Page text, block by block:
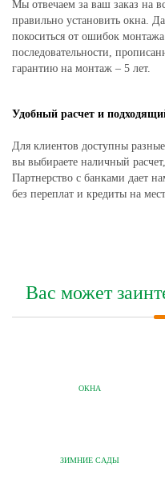
Мы отвечаем за ваш заказ на
правильно установить окна.
покоситься от ошибок
последовательности,
гарантию на монтаж – 5 лет.
Удобный расчет и
Для клиентов доступны
вы выбираете наличный
Партнерство с банками дает
без переплат и кредиты на
Вас может
ОКНА
ЗИМНИЕ САДЫ